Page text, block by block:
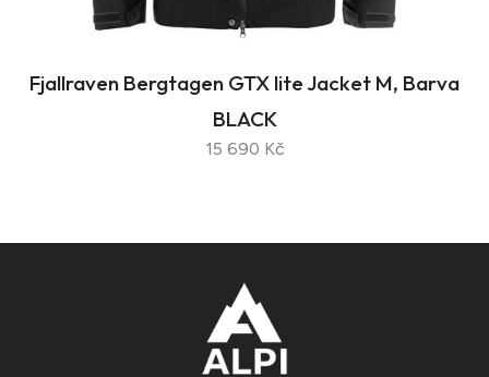
Fjallraven Bergtagen GTX lite Jacket M, Barva
BLACK
15 690 Kč